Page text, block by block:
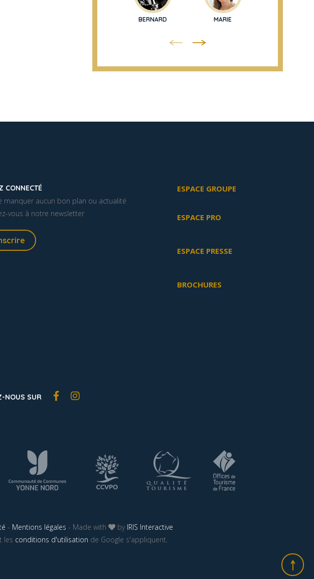
BERNARD MARIE
CONNECTÉ
manquer aucun bon plan ou actualité
vous à notre newsletter
NOUS SUR
ESPACE GROUPE
ESPACE PRO
ESPACE PRESSE
BROCHURES
- Mentions légales - Made with by IRIS Interactive
les conditions d'utilisation de Google s'appliquent.